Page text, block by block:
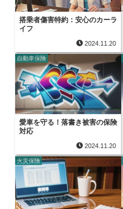
搭乗者傷害特約：安心のカーラ
イフ
2024.11.20
自動車保険
愛車を守る！落書き被害の保険
対応
2024.11.20
火災保険